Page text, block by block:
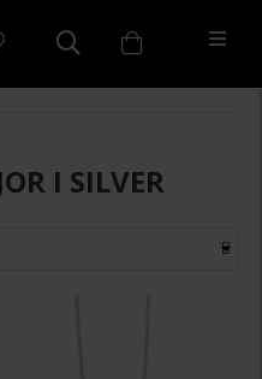
I SILVER